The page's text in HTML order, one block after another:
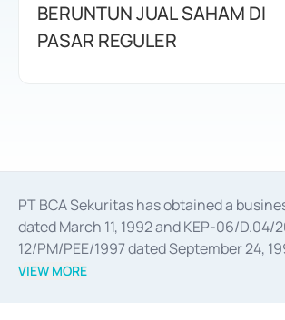
BERUNTUN JUAL SAHAM DI
PASAR REGULER
PT BCA Sekuritas has obtained a
dated March 11, 1992 and KEP-06/
12/PM/PEE/1997 dated September 24,
divestments, and joint ventures based
VIEW MORE